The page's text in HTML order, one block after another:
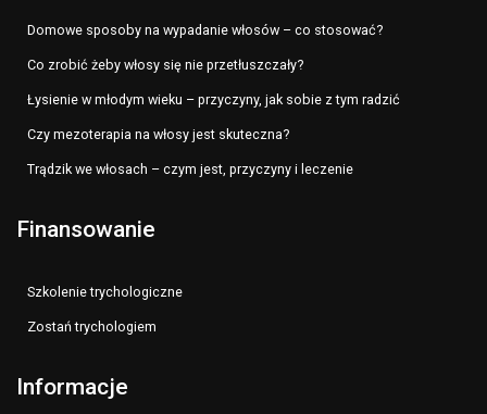
Domowe sposoby na wypadanie włosów – co stosować?
Co zrobić żeby włosy się nie przetłuszczały?
Łysienie w młodym wieku – przyczyny, jak sobie z tym radzić
Czy mezoterapia na włosy jest skuteczna?
Trądzik we włosach – czym jest, przyczyny i leczenie
Finansowanie
Szkolenie trychologiczne
Zostań trychologiem
Informacje